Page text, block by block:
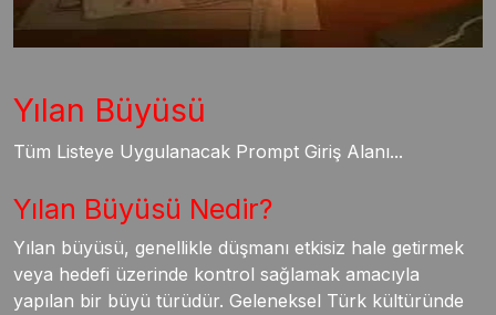
Yılan Büyüsü
Tüm Listeye Uygulanacak Prompt Giriş Alanı...
Yılan Büyüsü Nedir?
Yılan büyüsü, genellikle düşmanı etkisiz hale getirmek
veya hedefi üzerinde kontrol sağlamak amacıyla
yapılan bir büyü türüdür. Geleneksel Türk kültüründe